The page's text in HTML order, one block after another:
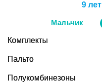
9
Мальчик
Комплекты
Пальто
Полукомбинезоны